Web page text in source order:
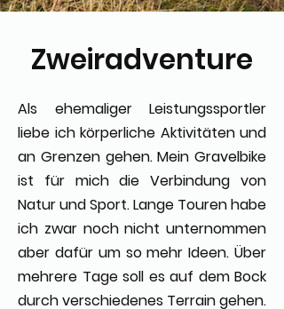
Zweiradventure
Als ehemaliger Leistungssportler
liebe ich körperliche Aktivitäten und
an Grenzen gehen. Mein Gravelbike
ist für mich die Verbindung von
Natur und Sport. Lange Touren habe
ich zwar noch nicht unternommen
aber dafür um so mehr Ideen. Über
mehrere Tage soll es auf dem Bock
durch verschiedenes Terrain gehen.